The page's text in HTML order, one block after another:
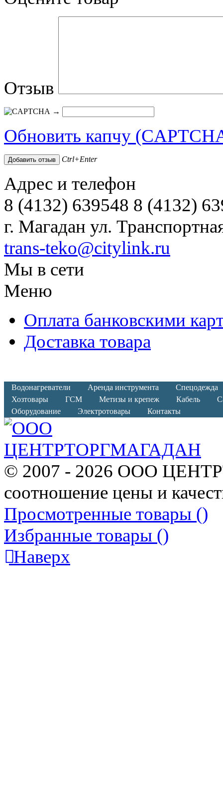
Отзыв
→
Обновить капчу
Ctrl+Enter
Адрес и телефон
8 (4132) 639548 8 (4132)
г. Магадан ул.
trans-teko@citylink.ru
Мы в сети
Меню
Оплата банковскими
Доставка товара
Водонагреватели Аренда инструмента
Спецодежда
Хозтовары
ГСМ Метизы и крепеж Кабель
Оборудование
Электротовары Контакты
© 2007 - 2026 ООО
соотношение цены и
Просмотренные товары ()
Избранные товары ()
Наверх